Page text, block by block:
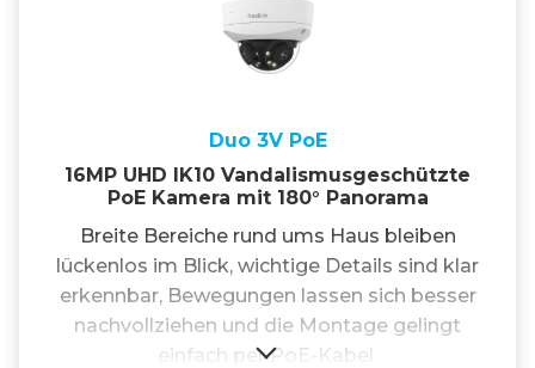
Duo 3V PoE
16MP UHD IK10 Vandalismusgeschützte
PoE Kamera mit 180° Panorama
Breite Bereiche rund ums Haus bleiben
lückenlos im Blick, wichtige Details sind klar
erkennbar, Bewegungen lassen sich besser
nachvollziehen und die Montage gelingt
einfach per PoE-Kabel.